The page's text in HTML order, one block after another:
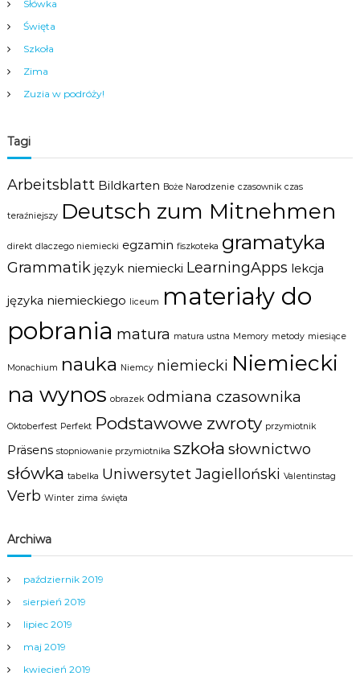
Słówka
Święta
Szkoła
Zima
Zuzia w podróży!
Tagi
Arbeitsblatt Bildkarten Boże Narodzenie czasownik czas
teraźniejszy Deutsch zum Mitnehmen
direkt dlaczego niemiecki egzamin fiszkoteka gramatyka
Grammatik język niemiecki LearningApps lekcja
języka niemieckiego liceum
materiały do
pobrania matura matura ustna Memory metody miesiące
Monachium nauka Niemcy niemiecki Niemiecki
na wynos obrazek odmiana czasownika
Oktoberfest Perfekt Podstawowe zwroty przymiotnik
Präsens stopniowanie przymiotnika szkoła słownictwo
słówka tabelka Uniwersytet Jagielloński Valentinstag
Verb Winter zima święta
Archiwa
październik 2019
sierpień 2019
lipiec 2019
maj 2019
kwiecień 2019